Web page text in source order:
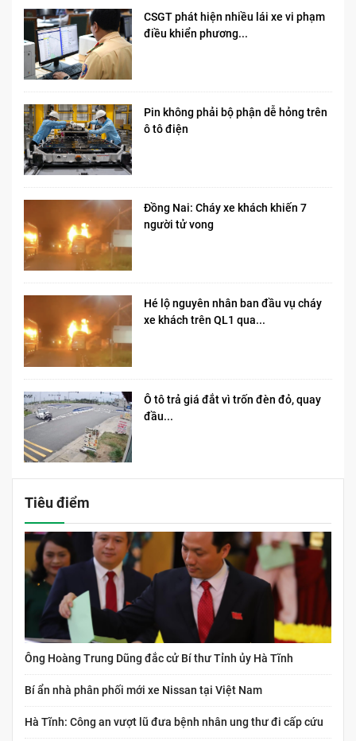
CSGT phát hiện nhiều lái xe vi phạm
điều khiển phương...
Pin không phải bộ phận dễ hỏng trên
ô tô điện
Đồng Nai: Cháy xe khách khiến 7
người tử vong​
Hé lộ nguyên nhân ban đầu vụ cháy
xe khách trên QL1 qua...
Ô tô trả giá đắt vì trốn đèn đỏ, quay
đầu...
Tiêu điểm
Ông Hoàng Trung Dũng đắc cử Bí thư Tỉnh ủy Hà Tĩnh
Bí ẩn nhà phân phối mới xe Nissan tại Việt Nam
Hà Tĩnh: Công an vượt lũ đưa bệnh nhân ung thư đi cấp cứu